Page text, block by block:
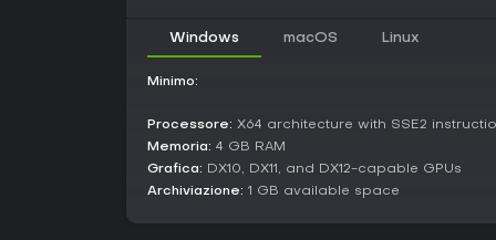
Windows macOS Linux
Minimo:
Processore: X64 architecture with SSE2
Memoria: 4 GB RAM
Grafica: DX10, DX11, and DX12-capable GPUs
Archiviazione: 1 GB available space